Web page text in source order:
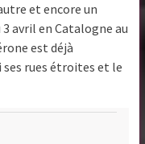
et encore un
avril en Catalogne au
est déjà
ses rues étroites et le